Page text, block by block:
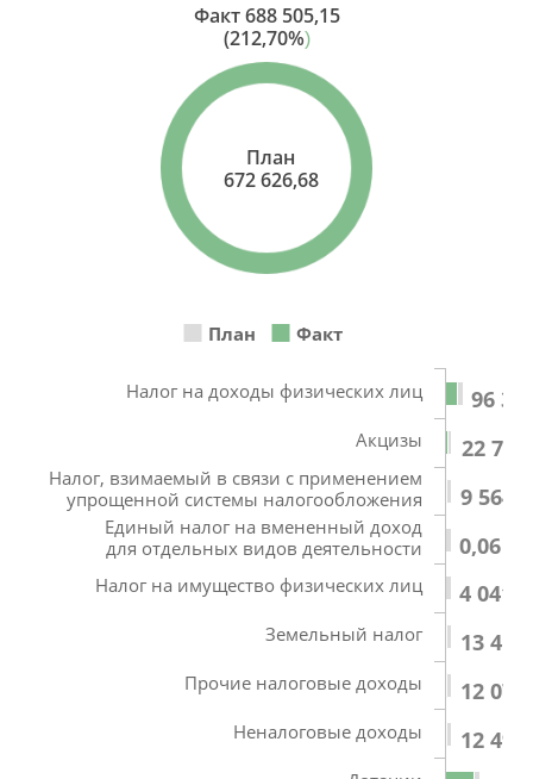
Факт 688 505,15
(212,70%)
План
672 626,68
План Факт
Налог на доходы физических лиц
Акцизы
Налог, взимаемый в связи с применением
упрощенной системы налогообложения
Единый налог на вмененный доход
для отдельных видов деятельности
Налог на имущество физических лиц
Земельный налог
Прочие налоговые доходы
Неналоговые доходы
96
22
9
0,06
4
13
12
12